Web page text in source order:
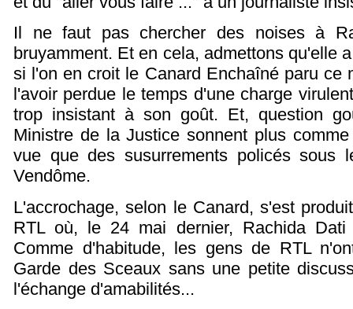
Il ne faut pas chercher des noises à
bruyamment. Et en cela, admettons qu'elle
si l'on en croit le Canard Enchaîné paru ce
l'avoir perdue le temps d'une charge
trop insistant à son goût. Et, question
Ministre de la Justice sonnent plus
vue que des susurrements policés sous
Vendôme.
L'accrochage, selon le Canard, s'est
RTL où, le 24 mai dernier, Rachida
Comme d'habitude, les gens de RTL
Garde des Sceaux sans une petite
l'échange d'amabilités...